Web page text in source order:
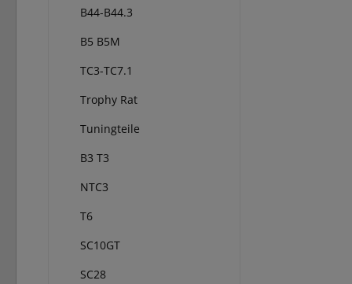
B44-B44.3
B5 B5M
TC3-TC7.1
Trophy Rat
Tuningteile
B3 T3
NTC3
T6
SC10GT
SC28